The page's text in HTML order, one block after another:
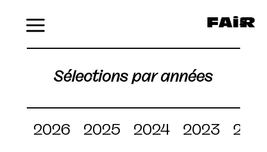
Sélections par années
2026 2025 2024 2023